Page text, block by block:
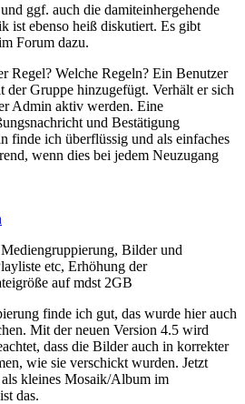
ggf. auch die damiteinhergehende
ist ebenso heiß diskutiert. Es gibt
Forum dazu.
Regel? Welche Regeln? Ein Benutzer
Gruppe hinzugefügt. Verhält er sich
Admin aktiv werden. Eine
und Bestätigung
finde ich überflüssig und als einfaches
wenn dies bei jedem Neuzugang
Bilder und
etc, Erhöhung der
auf mdst 2GB
finde ich gut, das wurde hier auch
Mit der neuen Version 4.5 wird
dass die Bilder auch in korrekter
wie sie verschickt wurden. Jetzt
kleines Mosaik/Album im
das.